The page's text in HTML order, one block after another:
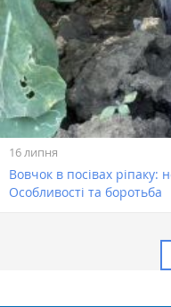
16 липня
Вовчок в посівах ріпаку:
Особливості та боротьба